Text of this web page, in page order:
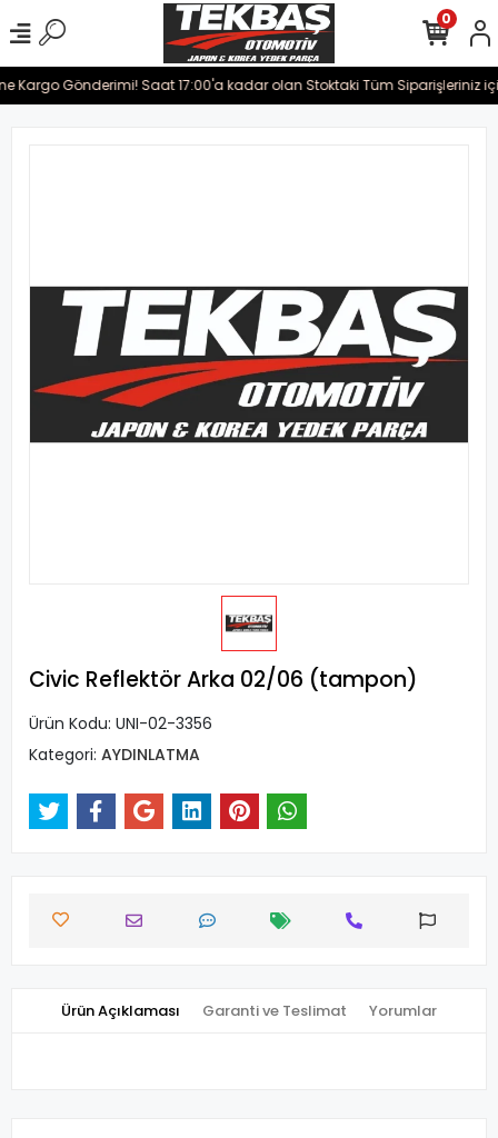
Kargo Gönderimi! Saat 17:00'a kadar olan Stoktaki Tüm Siparişleriniz
0
Civic Reflektör Arka 02/06 (tampon)
Ürün Kodu: UNI-02-3356
Kategori: AYDINLATMA
Ürün Açıklaması Garanti ve Teslimat Yorumlar